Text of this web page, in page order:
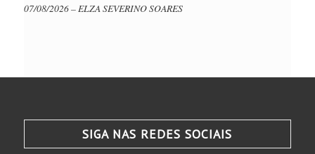
07/08/2026 – ELZA SEVERINO SOARES
SIGA NAS REDES SOCIAIS